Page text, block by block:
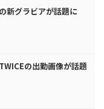
新グラビアが話題に
の出勤画像が話題